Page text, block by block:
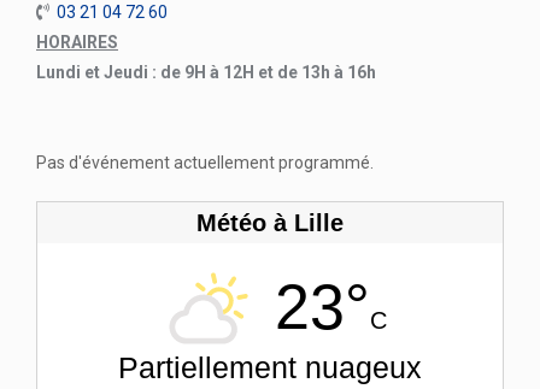
03 21 04 72 60
HORAIRES
Lundi et Jeudi : de 9H à 12H et de 13h à 16h
Pas d'événement actuellement programmé.
Météo à Lille
23°C
Partiellement nuageux